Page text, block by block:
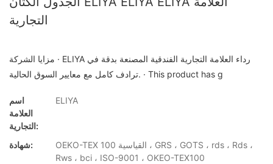
التجارية
مزايا الشركة · ELIYA رداء العلامة التجارية الفندقية المصنعة بدقة في
ترادف كامل مع معايير السوق الحالية. · This product has g
اسم
العلامة
التجارية:
ELIYA
شهادة:
OEKO-TEX القياسية 100 ، GRS ، GOTS ، rds ، Rds ،
Rws ، bci ، ISO-9001 ، OKEO-TEX100